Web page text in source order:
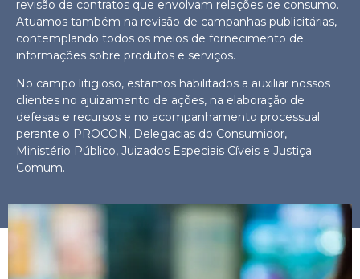
revisão de contratos que envolvam relações de consumo.
Atuamos também na revisão de campanhas publicitárias,
contemplando todos os meios de fornecimento de
informações sobre produtos e serviços.
No campo litigioso, estamos habilitados a auxiliar nossos
clientes no ajuizamento de ações, na elaboração de
defesas e recursos e no acompanhamento processual
perante o PROCON, Delegacias do Consumidor,
Ministério Público, Juizados Especiais Cíveis e Justiça
Comum.